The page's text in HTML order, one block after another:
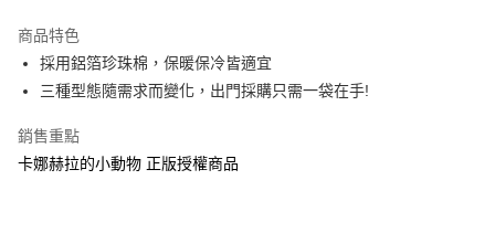
Apple Pay
街口支付
悠遊付
商品特色
採用鋁箔珍珠棉，保暖保冷皆適宜
三種型態隨需求而變化，出門採購只需一袋在手!
銷售重點
卡娜赫拉的小動物 正版授權商品